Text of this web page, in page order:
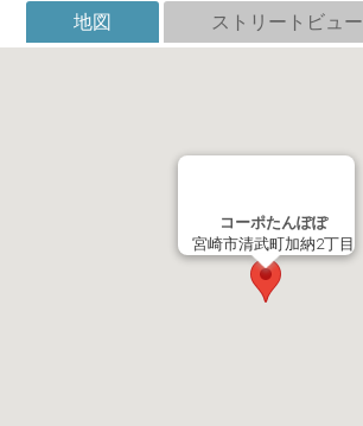
地図 ストリートビュー
コーポたんぽぽ
宮崎市清武町加納2丁目